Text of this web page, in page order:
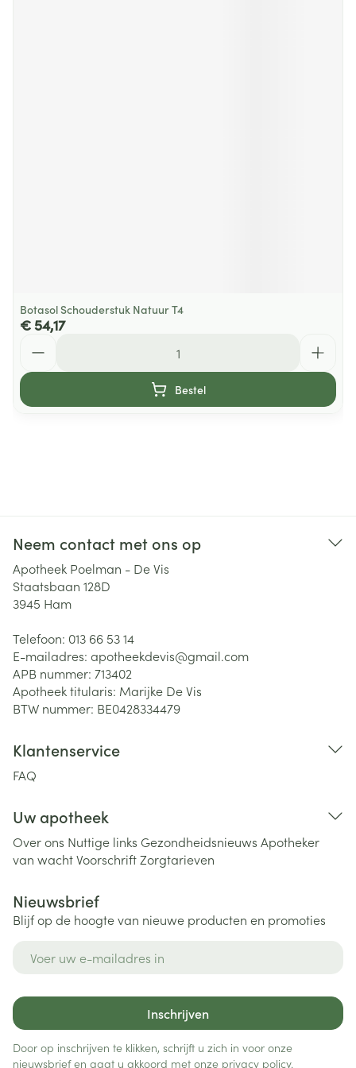
Botasol Schouderstuk Natuur T4
€ 54,17
Bestel
Neem contact met ons op
Apotheek Poelman - De Vis
Staatsbaan 128D
3945 Ham
Telefoon: 013 66 53 14
E-mailadres: apotheekdevis@gmail.com
APB nummer: 713402
Apotheek titularis: Marijke De Vis
BTW nummer: BE0428334479
Klantenservice
FAQ
Uw apotheek
Over ons Nuttige links Gezondheidsnieuws Apotheker
van wachtVoorschriftZorgtarieven
Nieuwsbrief
Blijf op de hoogte van nieuwe producten en promoties
Inschrijven
Door op inschrijven te klikken, schrijft u zich in voor onze
nieuwsbrief en gaat u akkoord met onze privacy policy.